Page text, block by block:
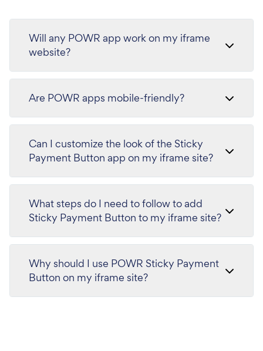
Will any POWR app work on my iframe
website?
Are POWR apps mobile-friendly?
Can I customize the look of the Sticky
Payment Button app on my iframe site?
What steps do I need to follow to add
Sticky Payment Button to my iframe site?
Why should I use POWR Sticky Payment
Button on my iframe site?